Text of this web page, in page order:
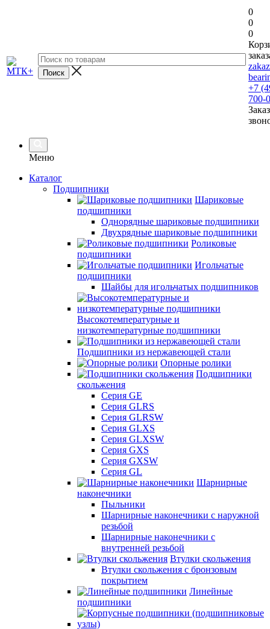
0
0
0
+7
700-
Меню
Каталог
Подшипники
Шариковые
подшипники
Однорядные шариковые подшипники
Двухрядные шариковые подшипники
Роликовые
подшипники
Игольчатые
подшипники
Шайбы для игольчатых подшипников
Высокотемпературные и
низкотемпературные подшипники
Подшипники из нержавеющей стали
Опорные ролики
Подшипники
скольжения
Серия GE
Серия GLRS
Серия GLRSW
Серия GLXS
Серия GLXSW
Серия GXS
Серия GXSW
Серия GL
Шарнирные
наконечники
Пыльники
Шарнирные наконечники с наружной
резьбой
Шарнирные наконечники с
внутренней резьбой
Втулки скольжения
Втулки скольжения с бронзовым
покрытием
Линейные
подшипники